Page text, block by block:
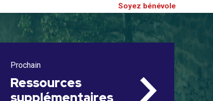
Soyez bénévole
Prochain
Ressources